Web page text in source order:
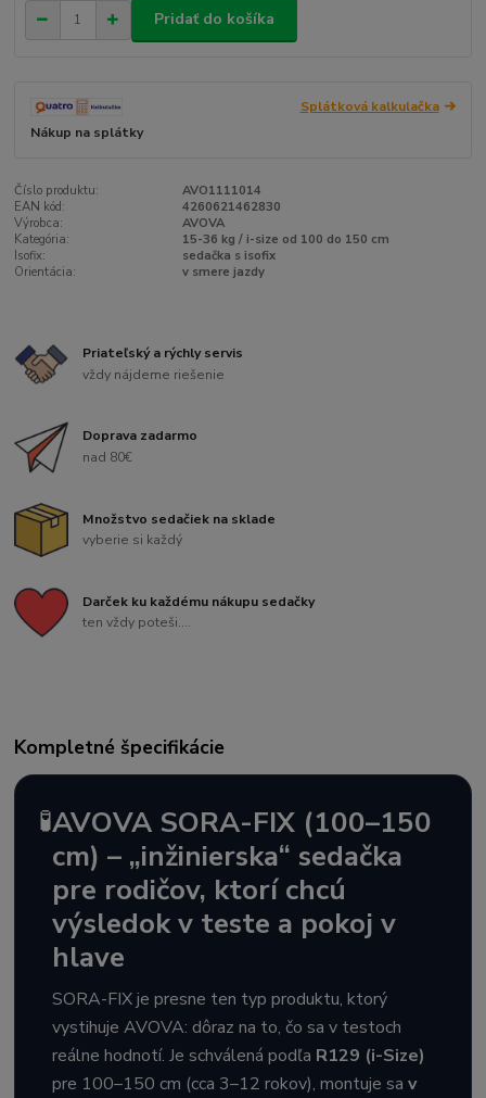
Pridať do košíka
Splátková kalkulačka
Nákup na splátky
Číslo produktu:
AVO1111014
EAN kód:
4260621462830
Výrobca:
AVOVA
Kategória:
15-36 kg / i-size od 100 do 150 cm
Isofix:
sedačka s isofix
Orientácia:
v smere jazdy
Priateľský a rýchly servis
vždy nájdeme riešenie
Doprava zadarmo
nad 80€
Množstvo sedačiek na sklade
vyberie si každý
Darček ku každému nákupu sedačky
ten vždy poteši....
Kompletné špecifikácie
🧪AVOVA SORA-FIX (100–150
cm) – „inžinierska“ sedačka
pre rodičov, ktorí chcú
výsledok v teste a pokoj v
hlave
SORA-FIX je presne ten typ produktu, ktorý
vystihuje AVOVA: dôraz na to, čo sa v testoch
reálne hodnotí. Je schválená podľa R129 (i-Size)
pre 100–150 cm (cca 3–12 rokov), montuje sav